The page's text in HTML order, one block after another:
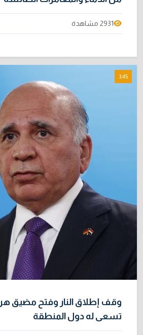
2931 مشاهدة
3:45
وقف إطلاق النار وفتح مضيق
تسعى له دول المنطقة